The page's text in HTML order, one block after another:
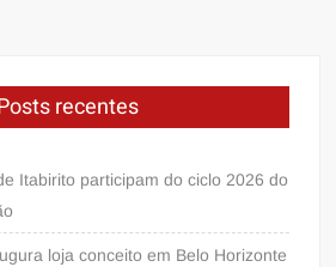
recentes
Itabirito participam do ciclo 2026 do
loja conceito em Belo Horizonte